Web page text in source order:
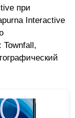
при
Interactive
Townfall,